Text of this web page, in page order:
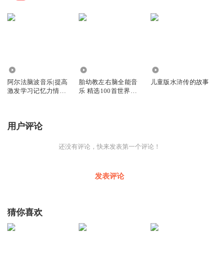
阿尔法脑波音乐|提高
激发学习记忆力情商
胎幼教左右脑全能音
乐 精选100首世界名
儿童版水浒传的故事
用户评论
还没有评论，快来发表第一个评论！
发表评论
猜你喜欢